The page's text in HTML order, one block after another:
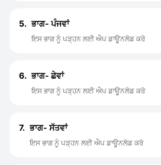
5. ਭਾਗ- ਪੰਜਵਾਂ
ਇਸ ਭਾਗ ਨੂੰ ਪੜ੍ਹਨ ਲਈ ਐਪ ਡਾਊਨਲੋਡ ਕਰੋ
6. ਭਾਗ- ਛੇਵਾਂ
ਇਸ ਭਾਗ ਨੂੰ ਪੜ੍ਹਨ ਲਈ ਐਪ ਡਾਊਨਲੋਡ ਕਰੋ
7. ਭਾਗ- ਸੱਤਵਾਂ
ਇਸ ਭਾਗ ਨੂੰ ਪੜ੍ਹਨ ਲਈ ਐਪ ਡਾਊਨਲੋਡ ਕਰੋ